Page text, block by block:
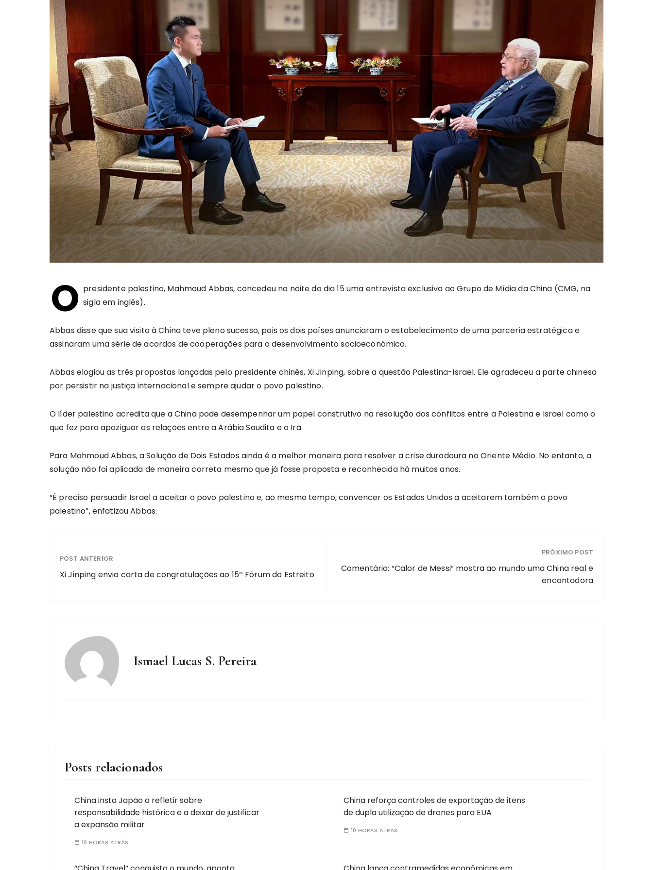
O presidente palestino, Mahmoud Abbas, concedeu na noite do dia 15 uma entrevista exclusiva ao Grupo de Mídia da China (CMG, na
sigla em inglês).
Abbas disse que sua visita à China teve pleno sucesso, pois os dois países anunciaram o estabelecimento de uma parceria estratégica e
assinaram uma série de acordos de cooperações para o desenvolvimento socioeconômico.
Abbas elogiou as três propostas lançadas pelo presidente chinês, Xi Jinping, sobre a questão Palestina-Israel. Ele agradeceu a parte chinesa
por persistir na justiça internacional e sempre ajudar o povo palestino.
O líder palestino acredita que a China pode desempenhar um papel construtivo na resolução dos conflitos entre a Palestina e Israel como o
que fez para apaziguar as relações entre a Arábia Saudita e o Irã.
Para Mahmoud Abbas, a Solução de Dois Estados ainda é a melhor maneira para resolver a crise duradoura no Oriente Médio. No entanto, a
solução não foi aplicada de maneira correta mesmo que já fosse proposta e reconhecida há muitos anos.
“É preciso persuadir Israel a aceitar o povo palestino e, ao mesmo tempo, convencer os Estados Unidos a aceitarem também o povo
palestino”, enfatizou Abbas.
POST ANTERIOR
Xi Jinping envia carta de congratulações ao 15º Fórum do Estreito
PRÓXIMO POST
Comentário: “Calor de Messi” mostra ao mundo uma China real e
encantadora
Ismael Lucas S. Pereira
Posts relacionados
China insta Japão a refletir sobre
responsabilidade histórica e a deixar de justificar
a expansão militar
10 HORAS ATRÁS
China reforça controles de exportação de itens
de dupla utilização de drones para EUA
10 HORAS ATRÁS